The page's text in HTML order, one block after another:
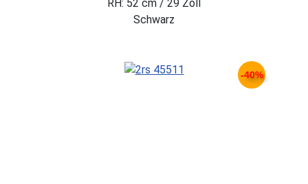
RH: 52 cm / 29 Zoll
Schwarz
-40%